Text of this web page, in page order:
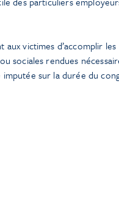
victimes d’accomplir les
sociales rendues
sur la durée du